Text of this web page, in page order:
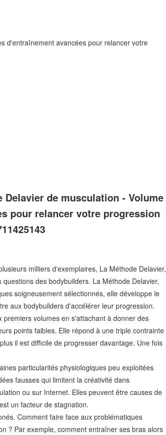
d'entraînement avancées pour relancer votre
de musculation - Volume
pour relancer votre progression
milliers d'exemplaires, La Méthode Delavier,
des bodybuilders. La Méthode Delavier,
soigneusement sélectionnés, elle développe le
aux bodybuilders d'accélérer leur progression.
volumes en s'attachant à donner des
points faibles. Elle répond à une triple contrainte
il est difficile de progresser davantage. Une fois
particularités physiologiques peu exploitées
fausses qui limitent la créativité dans
ou sur Internet. Elles peuvent être causes de
un facteur de stagnation.
Comment faire face aux problématiques
? Par exemple, comment entraîner ses bras alors